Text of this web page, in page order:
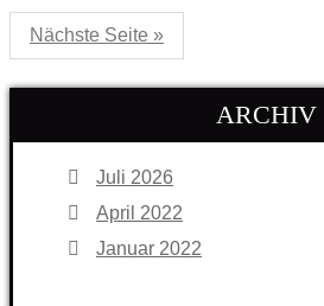
Nächste Seite »
ARCHIV
Juli 2026
April 2022
Januar 2022